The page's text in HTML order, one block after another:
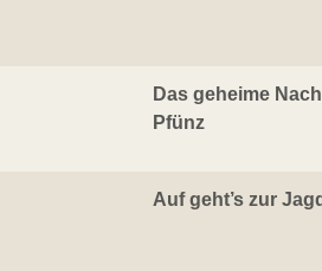
Das geheime
Pfünz
Auf geht’s zur Jagd